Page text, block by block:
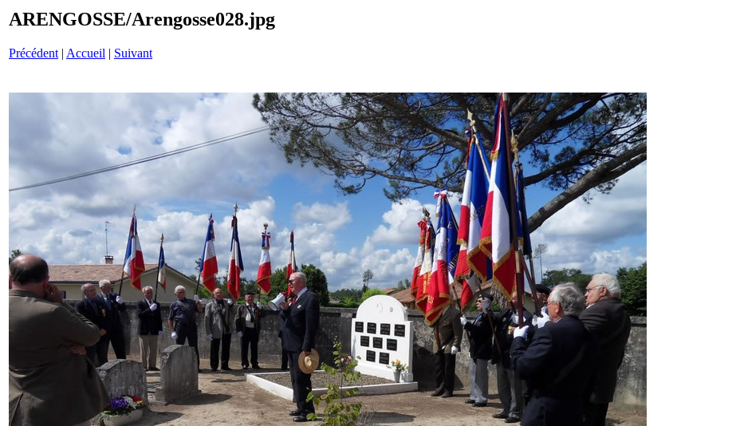
ARENGOSSE/Arengosse028.jpg
Précédent | Accueil | Suivant